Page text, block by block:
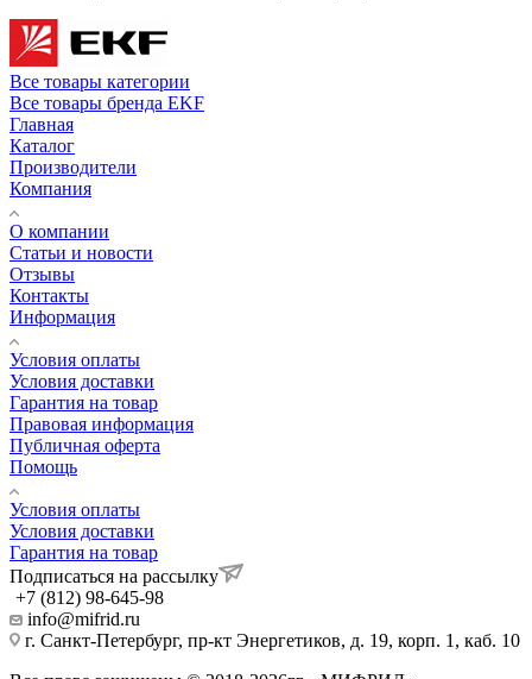
Все товары категории
Все товары бренда EKF
Главная
Каталог
Производители
Компания
О компании
Статьи и новости
Отзывы
Контакты
Информация
Условия оплаты
Условия доставки
Гарантия на товар
Правовая информация
Публичная оферта
Помощь
Условия оплаты
Условия доставки
Гарантия на товар
Подписаться на рассылку
+7 (812) 98-645-98
info@mifrid.ru
г. Санкт-Петербург, пр-кт Энергетиков, д. 19, корп. 1, каб. 10